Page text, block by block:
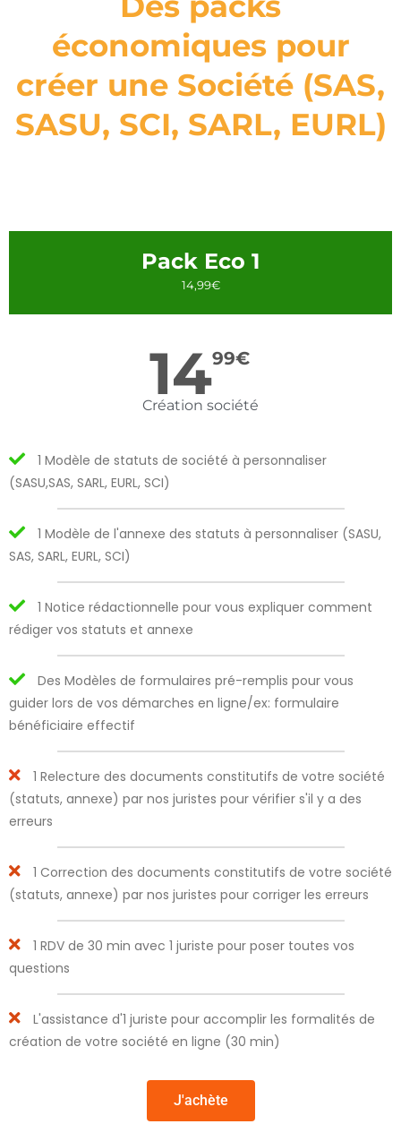
économiques pour
créer une Société (SAS,
SASU, SCI, SARL, EURL)
Pack Eco 1
14,99€
1499€
Création société
1 Modèle de statuts de société à personnaliser
(SASU,SAS, SARL, EURL, SCI)
1 Modèle de l'annexe des statuts à personnaliser (SASU,
SAS, SARL, EURL, SCI)
1 Notice rédactionnelle pour vous expliquer comment
rédiger vos statuts et annexe
Des Modèles de formulaires pré-remplis pour vous
guider lors de vos démarches en ligne/ex: formulaire
bénéficiaire effectif
1 Relecture des documents constitutifs de votre société
(statuts, annexe) par nos juristes pour vérifier s'il y a des
erreurs
1 Correction des documents constitutifs de votre société
(statuts, annexe) par nos juristes pour corriger les erreurs
1 RDV de 30 min avec 1 juriste pour poser toutes vos
questions
L'assistance d'1 juriste pour accomplir les formalités de
création de votre société en ligne (30 min)
J'achète